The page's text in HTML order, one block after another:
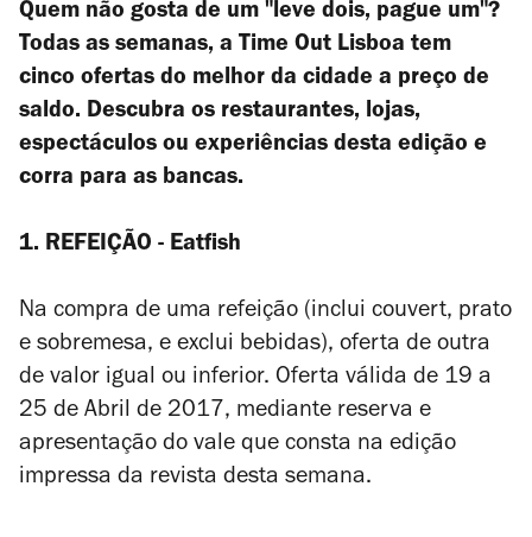
Quem não gosta de um "leve dois, pague um"?
Todas as semanas, a Time Out Lisboa tem
cinco ofertas do melhor da cidade a preço de
saldo. Descubra os restaurantes, lojas,
espectáculos ou experiências desta edição e
corra para as bancas.
1. REFEIÇÃO - Eatfish
Na compra de uma refeição (inclui couvert, prato
e sobremesa, e exclui bebidas), oferta de outra
de valor igual ou inferior. Oferta válida de 19 a
25 de Abril de 2017, mediante reserva e
apresentação do vale que consta na edição
impressa da revista desta semana.